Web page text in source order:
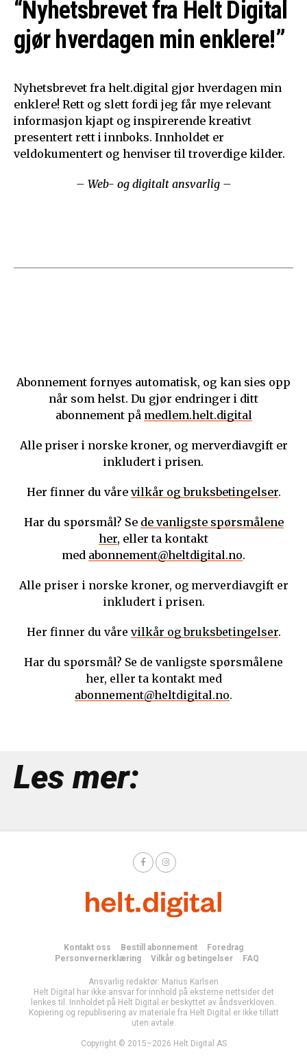
“Nyhetsbrevet fra Helt Digital
gjør hverdagen min enklere!”
Nyhetsbrevet fra helt.digital gjør hverdagen min
enklere! Rett og slett fordi jeg får mye relevant
informasjon kjapt og inspirerende kreativt
presentert rett i innboks. Innholdet er
veldokumentert og henviser til troverdige kilder.
– Web- og digitalt ansvarlig –
Abonnement fornyes automatisk, og kan sies opp
når som helst. Du gjør endringer i ditt
abonnement på medlem.helt.digital
Alle priser i norske kroner, og merverdiavgift er
inkludert i prisen.
Her finner du våre vilkår og bruksbetingelser.
Har du spørsmål? Se de vanligste spørsmålene
her, eller ta kontakt
med abonnement@heltdigital.no.
Alle priser i norske kroner, og merverdiavgift er
inkludert i prisen.
Her finner du våre vilkår og bruksbetingelser.
Har du spørsmål? Se de vanligste spørsmålene
her, eller ta kontakt med
abonnement@heltdigital.no.
Les mer:
Kontakt oss Bestill abonnement
Foredrag
Personvernerklæring
Vilkår og betingelser FAQ
Ansvarlig redaktør: Marius Karlsen
Helt Digital har ikke ansvar for innhold på eksterne nettsider det
lenkes til. Innholdet på Helt Digital er beskyttet av åndsverkloven.
Kopiering og republisering av materiale fra Helt Digital er ikke tillatt
uten avtale.
Copyright © 2015–2026 Helt Digital AS